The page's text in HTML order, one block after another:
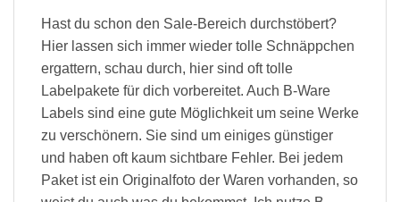
Hast du schon den Sale-Bereich durchstöbert?
Hier lassen sich immer wieder tolle Schnäppchen
ergattern, schau durch, hier sind oft tolle
Labelpakete für dich vorbereitet. Auch B-Ware
Labels sind eine gute Möglichkeit um seine Werke
zu verschönern. Sie sind um einiges günstiger
und haben oft kaum sichtbare Fehler. Bei jedem
Paket ist ein Originalfoto der Waren vorhanden, so